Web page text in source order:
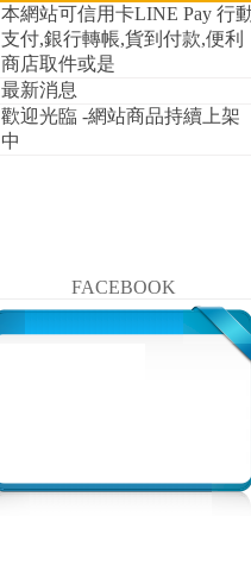
本網站可信用卡LINE Pay 行
支付,銀行轉帳,貨到付款,便利
商店取件或是
最新消息
歡迎光臨 -網站商品持續上架
中
FACEBOOK